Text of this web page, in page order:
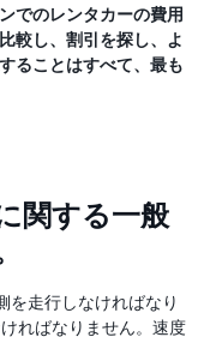
でのレンタカーの費用
較し、割引を探し、よ
ることはすべて、最も
関する一般
を走行しなければなり
ればなりません。速度